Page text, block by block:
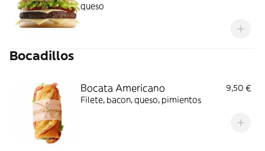
queso
Bocadillos
Bocata Americano
9,50 €
Filete, bacon, queso, pimientos